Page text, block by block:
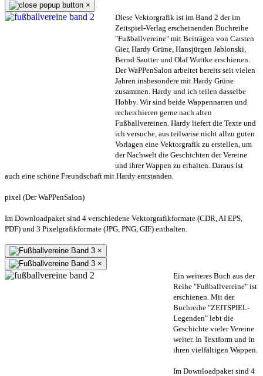
×
Diese Vektorgrafik ist im Band 2 der im
Zeitspiel-Verlag erscheinenden Buchreihe
"Fußballvereine" mit Beiträgen von Carsten
Gier, Hardy Grüne, Hansjürgen Jablonski,
Bernd Sautter und Olaf Wuttke erschienen.
Der WaPPenSalon arbeitet bereits seit vielen
Jahren insbesondere mit Hardy Grüne
zusammen. Hardy und ich teilen dasselbe
Hobby. Wir sind beide Wappennarren und
recherchieren gerne nach alten
Fußballvereinen. Hardy liefert die Texte und
ich versuche, aus teilweise nicht allzu guten
Vorlagen eine Vektorgrafik zu erstellen, um
der Nachwelt die Geschichten der Vereine
und ihrer Wappen zu erhalten. Daraus ist
auch eine schöne Freundschaft mit Hardy entstanden.
pixel (Der WaPPenSalon)
Im Downloadpaket sind 4 verschiedene Vektorgrafikformate (CDR, AI EPS,
PDF) und 3 Pixelgrafikformate (JPG, PNG, GIF) enthalten.
×
×
Ein weiteres Buch aus der
Reihe "Fußballvereine" ist
erschienen. Mit der
Buchreihe "ZEITSPIEL-
Legenden" lebt die
Geschichte vieler Vereine
weiter. In Textform und in
ihren vielfältigen Wappen.
Im Downloadpaket sind 4